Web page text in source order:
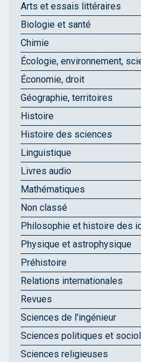
Arts et essais littéraires
Biologie et santé
Chimie
Écologie, environnement,
Économie, droit
Géographie, territoires
Histoire
Histoire des sciences
Linguistique
Livres audio
Mathématiques
Non classé
Philosophie et histoire des
Physique et astrophysique
Préhistoire
Relations internationales
Revues
Sciences de l'ingénieur
Sciences politiques et
Sciences religieuses